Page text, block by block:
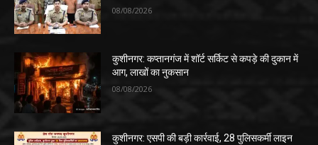
08/08/2026
कुशीनगर: कप्तानगंज में शॉर्ट सर्किट से कपड़े की दुकान में
आग, लाखों का नुकसान
08/08/2026
कुशीनगर: एसपी की बड़ी कार्रवाई, 28 पुलिसकर्मी लाइन